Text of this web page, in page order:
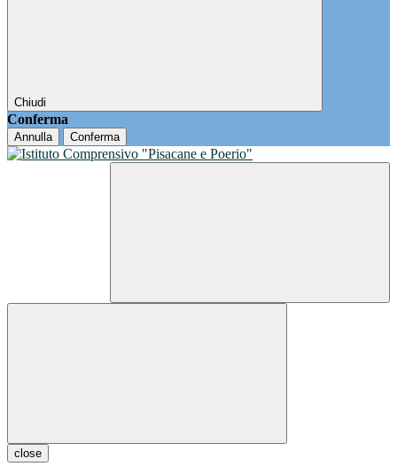
Chiudi
Conferma
Annulla Conferma
close